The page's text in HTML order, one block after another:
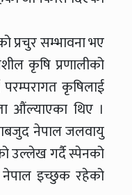
प्रचुर सम्भावना भए
कृषि प्रणालीको
कृषिलाई
औंल्याएका थिए ।
नेपाल जलवायु
उल्लेख गर्दै स्पेनको
नेपाल इच्छुक रहेको